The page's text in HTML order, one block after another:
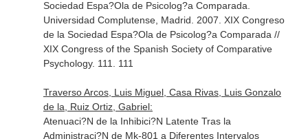
Sociedad Espa?Ola de Psicolog?a Comparada.
Universidad Complutense, Madrid. 2007. XIX Congreso
de la Sociedad Espa?Ola de Psicolog?a Comparada //
XIX Congress of the Spanish Society of Comparative
Psychology. 111. 111
Traverso Arcos, Luis Miguel, Casa Rivas, Luis Gonzalo
de la, Ruiz Ortiz, Gabriel:
Atenuaci?N de la Inhibici?N Latente Tras la
Administraci?N de Mk-801 a Diferentes Intervalos